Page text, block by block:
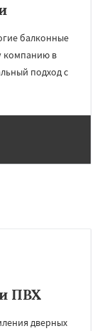
балконные
компанию в
подход с
ПВХ
дверных